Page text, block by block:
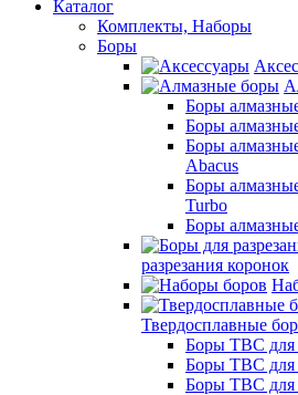
Каталог
Комплекты, Наборы
Боры
Боры
Боры
Боры
Abacus
Боры
Turbo
Боры
разрезания коронок
Твердосплавные
Боры ТВС
Боры ТВС
Боры ТВС